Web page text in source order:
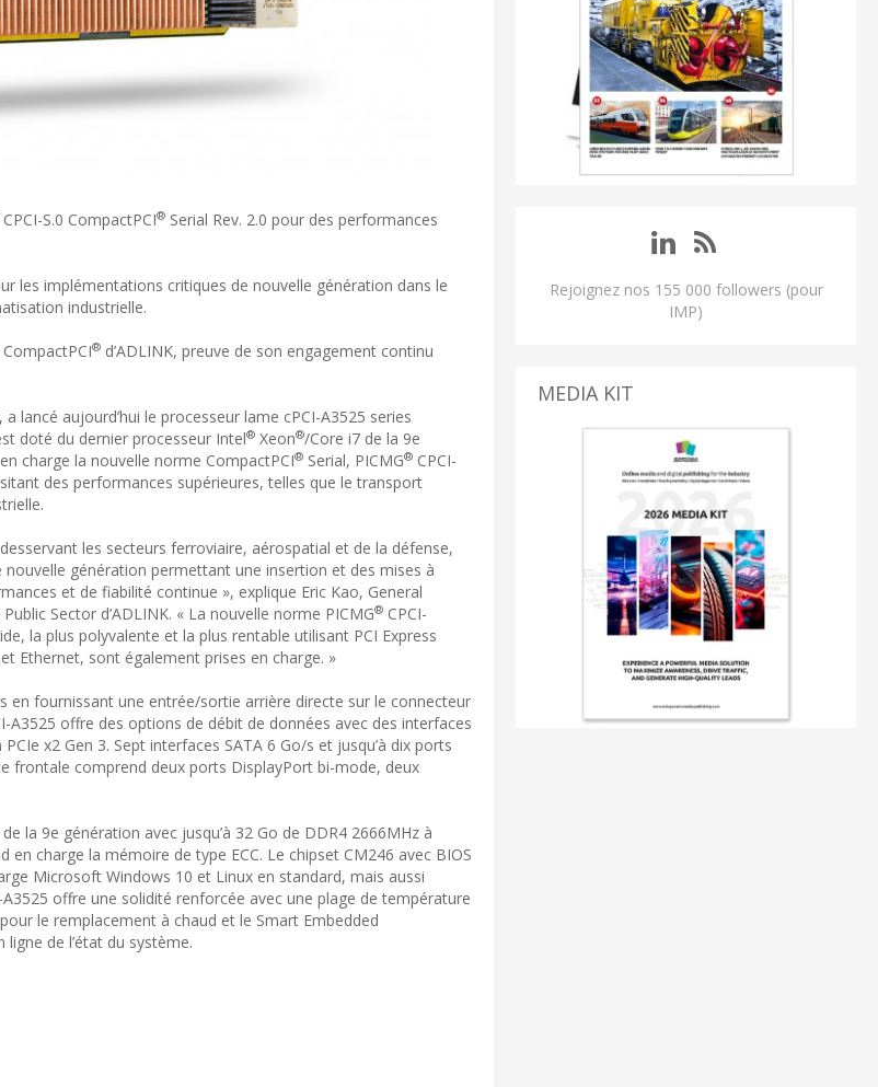
CPCI-S.0 CompactPCI® Serial Rev. 2.0 pour des performances
les implémentations critiques de nouvelle génération dans le
industrielle.
® d’ADLINK, preuve de son engagement continu
lancé aujourd’hui le processeur lame cPCI-A3525 series
doté du dernier processeur Intel® Xeon®/Core i7 de la 9e
charge la nouvelle norme CompactPCI® Serial, PICMG® CPCI-
des performances supérieures, telles que le transport
les secteurs ferroviaire, aérospatial et de la défense,
génération permettant une insertion et des mises à
et de fiabilité continue », explique Eric Kao, General
Sector d’ADLINK. « La nouvelle norme PICMG® CPCI-
la plus polyvalente et la plus rentable utilisant PCI Express
Ethernet, sont également prises en charge. »
en fournissant une entrée/sortie arrière directe sur le connecteur
A3525 offre des options de débit de données avec des interfaces
x2 Gen 3. Sept interfaces SATA 6 Go/s et jusqu’à dix ports
frontale comprend deux ports DisplayPort bi-mode, deux
la 9e génération avec jusqu’à 32 Go de DDR4 2666MHz à
charge la mémoire de type ECC. Le chipset CM246 avec BIOS
Microsoft Windows 10 et Linux en standard, mais aussi
offre une solidité renforcée avec une plage de température
le remplacement à chaud et le Smart Embedded
ligne de l’état du système.
Rejoignez nos 155 000 followers (pour
IMP)
MEDIA KIT